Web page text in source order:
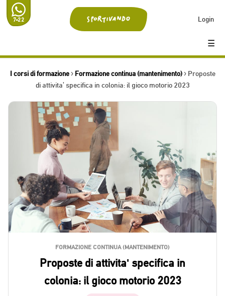
7-22 Login
☰
I corsi di formazione› Formazione continua (mantenimento)› Proposte
di attivita' specifica in colonia: il gioco motorio 2023
FORMAZIONE CONTINUA (MANTENIMENTO)
Proposte di attivita' specifica in
colonia: il gioco motorio 2023